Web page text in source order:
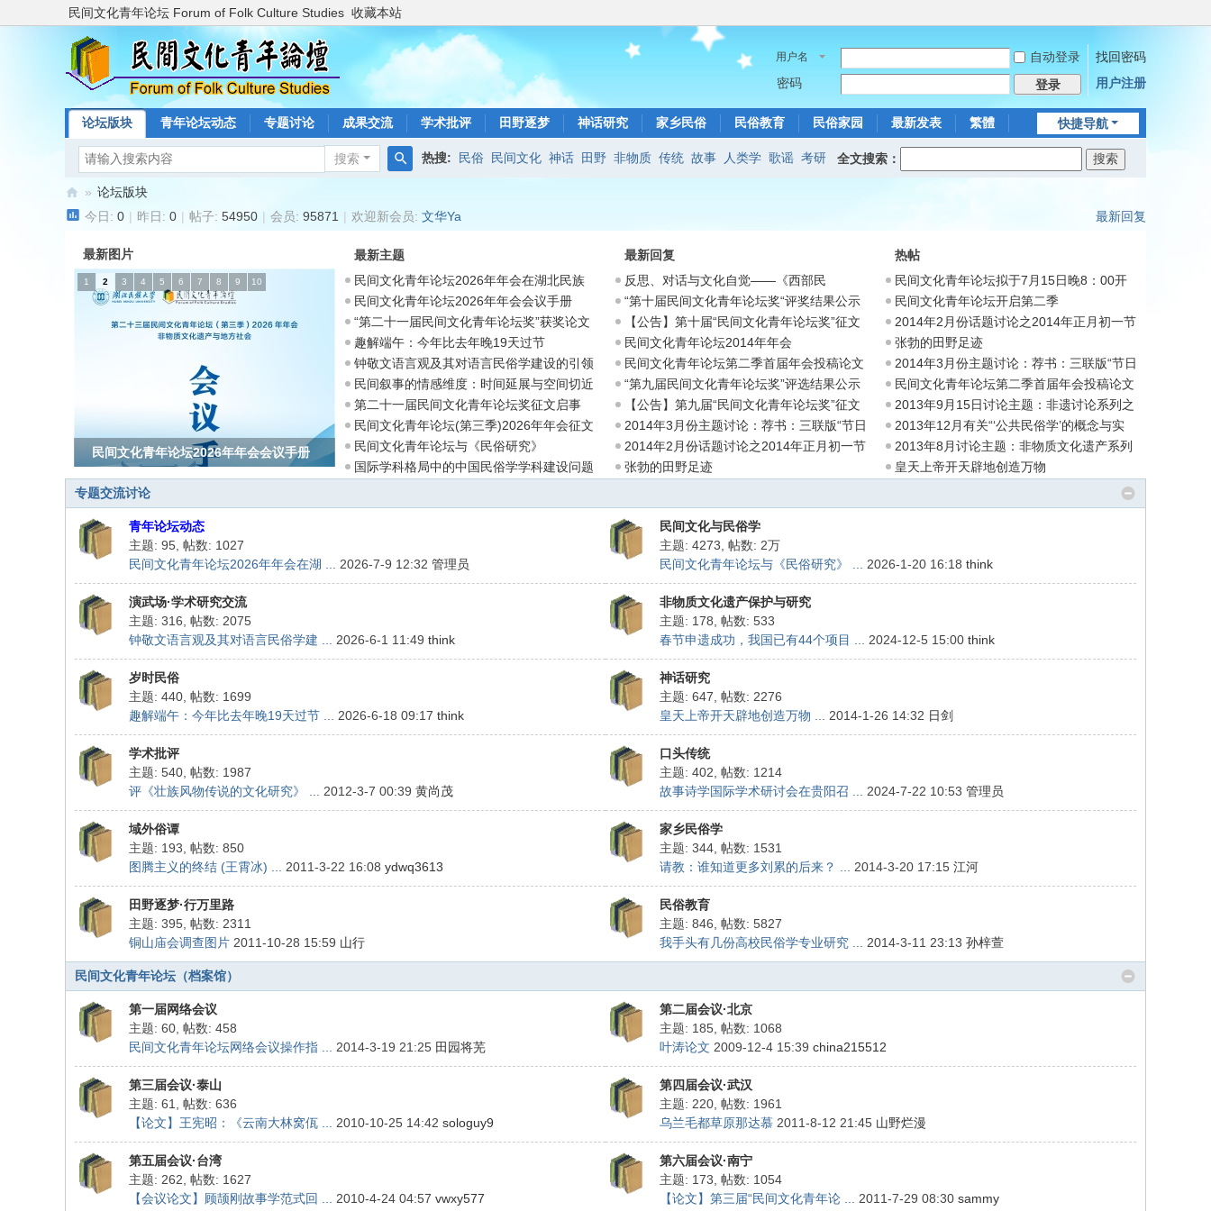
民间文化青年论坛 Forum of Folk Culture Studies 收藏本站
用户名 自动登录
找回密码
密码
登录 用户注册
快捷导航
论坛版块 青年论坛动态 专题讨论 成果交流 学术批评 田野逐梦 神话研究 家乡民俗 民俗教育 民俗家园 最新发表 繁體
搜索
索
热搜: 民俗 民间文化 神话 田野 非物质 传统 故事 人类学 歌谣 考研 全文搜索：
民
文
u
m
ol
ult
» 论坛版块
今日: 0 | 昨日: 0 | 帖子: 54950 | 会员: 95871 | 欢迎新会员: 文华Ya 最新回复
最新图片
民间文化青年论坛2026年年会会议手册
1 2 3 4 5 6 7 8 9 10
最新主题
民间文化青年论坛2026年年会在湖北民族
大学
民间文化青年论坛2026年年会会议手册
“第二十一届民间文化青年论坛奖”获奖论文
趣解端午：今年比去年晚19天过节
钟敬文语言观及其对语言民俗学建设的引领
（民间叙事的情感维度：时间延展与空间切近
（第二十一届民间文化青年论坛奖征文启事
民间文化青年论坛(第三季)2026年年会征文
启民间文化青年论坛与《民俗研究》
国际学科格局中的中国民俗学学科建设问题
最新回复
反思、对话与文化自觉——《西部民
俗》“中
“第十届民间文化青年论坛奖“评奖结果公示
【公告】第十届“民间文化青年论坛奖”征文
民间文化青年论坛2014年年会
民间文化青年论坛第二季首届年会投稿论文
摘“第九届民间文化青年论坛奖”评选结果公示
【公告】第九届“民间文化青年论坛奖”征文
2014年3月份主题讨论：荐书：三联版“节日
2014年2月份话题讨论之2014年正月初一节
期张勃的田野足迹
热帖
民间文化青年论坛拟于7月15日晚8：00开
启第民间文化青年论坛开启第二季
2014年2月份话题讨论之2014年正月初一节
期张勃的田野足迹
2014年3月份主题讨论：荐书：三联版“节日
民间文化青年论坛第二季首届年会投稿论文
摘2013年9月15日讨论主题：非遗讨论系列之
二2013年12月有关“‘公共民俗学’的概念与实
2013年8月讨论主题：非物质文化遗产系列
讨皇天上帝开天辟地创造万物
专题交流讨论
青年论坛动态
主题: 95 帖数: 1027
民间文化青年论坛2026年年会在湖 ...
2026-7-9 12:32 管理员
民间文化与民俗学
主题: 4273 帖数: 2万
民间文化青年论坛与《民俗研究》 ...
2026-1-20 16:18 think
演武场·学术研究交流
主题: 316 帖数: 2075
钟敬文语言观及其对语言民俗学建 ...
2026-6-1 11:49 think
非物质文化遗产保护与研究
主题: 178 帖数: 533
春节申遗成功，我国已有44个项目 ...
2024-12-5 15:00 think
岁时民俗
主题: 440 帖数: 1699
趣解端午：今年比去年晚19天过节 ...
2026-6-18 09:17 think
神话研究
主题: 647 帖数: 2276
皇天上帝开天辟地创造万物 ...
2014-1-26 14:32 日剑
学术批评
主题: 540 帖数: 1987
评《壮族风物传说的文化研究》 ...
2012-3-7 00:39 黄尚茂
口头传统
主题: 402 帖数: 1214
故事诗学国际学术研讨会在贵阳召 ...
2024-7-22 10:53 管理员
域外俗谭
主题: 193 帖数: 850
图腾主义的终结 (王霄冰) ...
2011-3-22 16:08 ydwq3613
家乡民俗学
主题: 344 帖数: 1531
请教：谁知道更多刘累的后来？ ...
2014-3-20 17:15 江河
田野逐梦·行万里路
主题: 395 帖数: 2311
铜山庙会调查图片 2011-10-28 15:59 山行
民俗教育
主题: 846 帖数: 5827
我手头有几份高校民俗学专业研究 ...
2014-3-11 23:13 孙梓萱
民间文化青年论坛（档案馆）
第一届网络会议
主题: 60 帖数: 458
民间文化青年论坛网络会议操作指 ...
2014-3-19 21:25 田园将芜
第二届会议·北京
主题: 185 帖数: 1068
叶涛论文 2009-12-4 15:39 china215512
第三届会议·泰山
主题: 61
帖数: 636
【论文】王宪昭：《云南大林窝佤 ...
2010-10-25 14:42 sologuy9
第四届会议·武汉
主题: 220 帖数: 1961
乌兰毛都草原那达慕 2011-8-12 21:45 山野烂漫
第五届会议·台湾
主题: 262 帖数: 1627
【会议论文】顾颉刚故事学范式回 ...
2010-4-24 04:57 vwxy577
第六届会议·南宁
主题: 173 帖数: 1054
【论文】第三届“民间文化青年论 ...
2011-7-29 08:30 sammy